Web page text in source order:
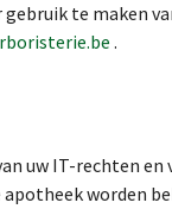
te maken
.
uw IT-rechten
worden